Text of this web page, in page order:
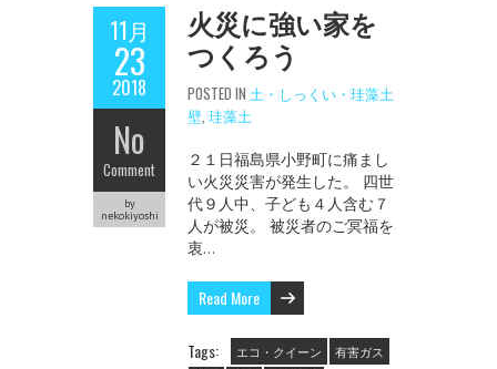
11月
23
2018
No
Comment
by
nekokiyoshi
火災に強い家を
つくろう
POSTED IN 土・しっくい・珪藻土
壁 珪藻土
２１日福島県小野町に痛まし
い火災災害が発生した。 四世
代９人中、子ども４人含む７
人が被災。 被災者のご冥福を
衷…
Read More
Tags: エコ・クイーン
有害ガス